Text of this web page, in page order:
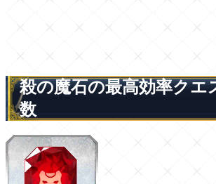
殺の魔石の最高効率クエ
数